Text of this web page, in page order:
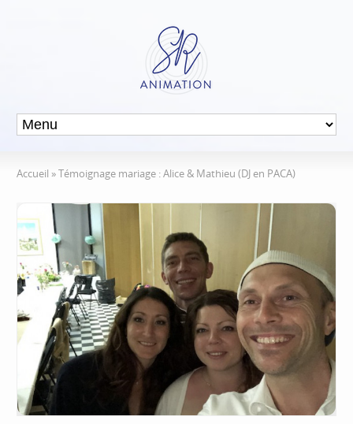
Accueil »Témoignage mariage : Alice & Mathieu (DJ en PACA)